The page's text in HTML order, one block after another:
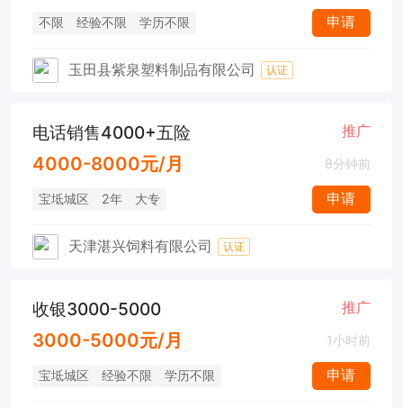
不限 经验不限 学历不限 申请
玉田县紫泉塑料制品有限公司 认证
电话销售4000+五险 推广
4000-8000元/月 8分钟前
宝坻城区 2年 大专 申请
天津湛兴饲料有限公司 认证
收银3000-5000 推广
3000-5000元/月 1小时前
宝坻城区 经验不限 学历不限 申请